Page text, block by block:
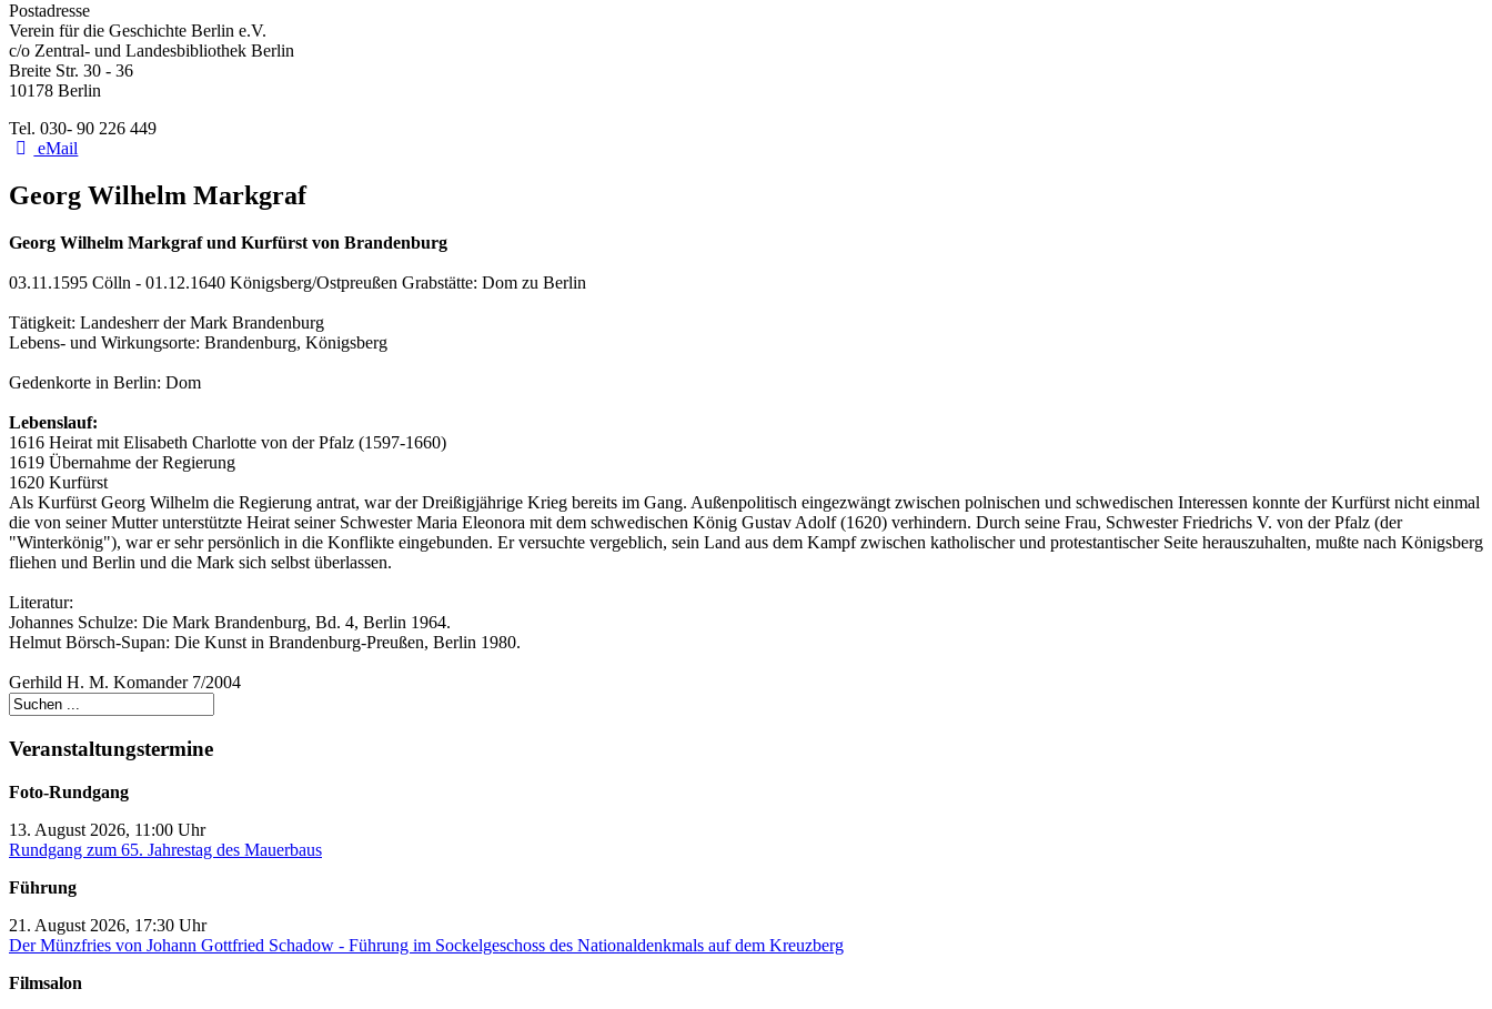
Postadresse
Verein für die Geschichte Berlin e.V.
c/o Zentral- und Landesbibliothek Berlin
Breite Str. 30 - 36
10178 Berlin
Tel. 030- 90 226 449
eMail
Georg Wilhelm Markgraf
Georg Wilhelm Markgraf und Kurfürst von Brandenburg
03.11.1595 Cölln - 01.12.1640 Königsberg/Ostpreußen Grabstätte: Dom zu Berlin
Tätigkeit: Landesherr der Mark Brandenburg
Lebens- und Wirkungsorte: Brandenburg, Königsberg
Gedenkorte in Berlin: Dom
Lebenslauf:
1616 Heirat mit Elisabeth Charlotte von der Pfalz (1597-1660)
1619 Übernahme der Regierung
1620 Kurfürst
Als Kurfürst Georg Wilhelm die Regierung antrat, war der Dreißigjährige Krieg bereits im Gang. Außenpolitisch eingezwängt zwischen polnischen und schwedischen Interessen konnte der Kurfürst nicht einmal
die von seiner Mutter unterstützte Heirat seiner Schwester Maria Eleonora mit dem schwedischen König Gustav Adolf (1620) verhindern. Durch seine Frau, Schwester Friedrichs V. von der Pfalz (der
"Winterkönig"), war er sehr persönlich in die Konflikte eingebunden. Er versuchte vergeblich, sein Land aus dem Kampf zwischen katholischer und protestantischer Seite herauszuhalten, mußte nach Königsberg
fliehen und Berlin und die Mark sich selbst überlassen.
Literatur:
Johannes Schulze: Die Mark Brandenburg, Bd. 4, Berlin 1964.
Helmut Börsch-Supan: Die Kunst in Brandenburg-Preußen, Berlin 1980.
Gerhild H. M. Komander 7/2004
Veranstaltungstermine
Foto-Rundgang
13. August 2026, 11:00 Uhr
Rundgang zum 65. Jahrestag des Mauerbaus
Führung
21. August 2026, 17:30 Uhr
Der Münzfries von Johann Gottfried Schadow - Führung im Sockelgeschoss des Nationaldenkmals auf dem Kreuzberg
Filmsalon